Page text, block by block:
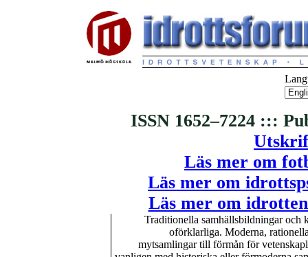
ISSN 1652–7224 :::
Läs mer om
Läs mer om
Läs mer om
Traditionella samhällsbildningar och
oförklarliga. Moderna,
mytsamlingar till förmån för